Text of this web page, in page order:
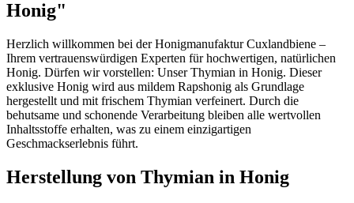
Honig"
Herzlich willkommen bei der Honigmanufaktur Cuxlandbiene –
Ihrem vertrauenswürdigen Experten für hochwertigen, natürlichen
Honig. Dürfen wir vorstellen: Unser Thymian in Honig. Dieser
exklusive Honig wird aus mildem Rapshonig als Grundlage
hergestellt und mit frischem Thymian verfeinert. Durch die
behutsame und schonende Verarbeitung bleiben alle wertvollen
Inhaltsstoffe erhalten, was zu einem einzigartigen
Geschmackserlebnis führt.
Herstellung von Thymian in Honig